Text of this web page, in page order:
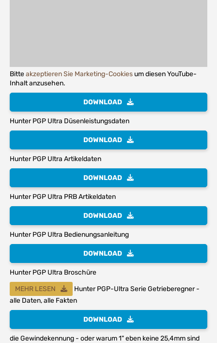
Bitteakzeptieren Sie Marketing-Cookies um diesen YouTube-
Inhalt anzusehen.
DOWNLOAD
Hunter PGP Ultra Düsenleistungsdaten
DOWNLOAD
Hunter PGP Ultra Artikeldaten
DOWNLOAD
Hunter PGP Ultra PRB Artikeldaten
DOWNLOAD
Hunter PGP Ultra Bedienungsanleitung
DOWNLOAD
Hunter PGP Ultra Broschüre
MEHR LESEN
Hunter PGP-Ultra Serie Getrieberegner -
alle Daten, alle Fakten
DOWNLOAD
die Gewindekennung - oder warum 1" eben keine 25,4mm sind